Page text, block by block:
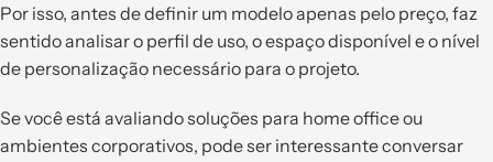
Por isso, antes de definir um modelo apenas pelo preço, faz
sentido analisar o perfil de uso, o espaço disponível e o nível
de personalização necessário para o projeto.
Se você está avaliando soluções para home office ou
ambientes corporativos, pode ser interessante conversar